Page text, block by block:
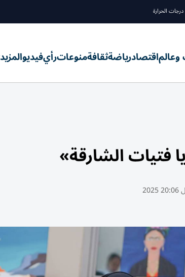
درجات الحرارة
اقتصادرياضةثقافةمنوعاترأيفيديوالمزيد
فتيات الشارقة»